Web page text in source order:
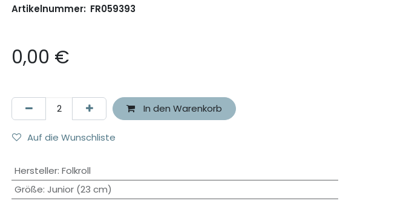
Artikelnummer: FR059393
0,00 €
In den Warenkorb
Auf die Wunschliste
Hersteller: Folkroll
Größe: Junior (23 cm)